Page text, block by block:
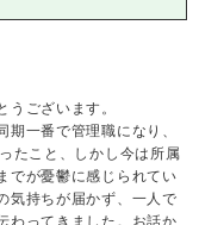
ございます。
一番で管理職になり、
たこと、しかし今は所属
でが憂鬱に感じられてい
気持ちが届かず、一人で
わってきました。お話か